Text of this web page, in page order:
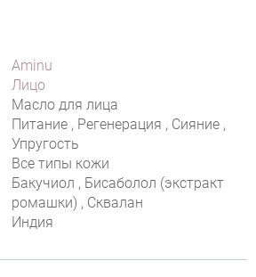
Aminu
Лицо
Масло для лица
Питание , Регенерация , Сияние ,
Упругость
Все типы кожи
Бакучиол , Бисаболол (экстракт
ромашки) , Сквалан
Индия